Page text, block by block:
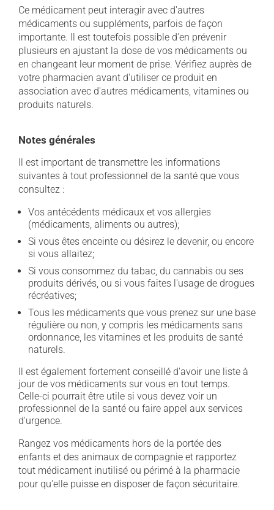
Ce médicament peut interagir avec d'autres
médicaments ou suppléments, parfois de façon
importante. Il est toutefois possible d'en prévenir
plusieurs en ajustant la dose de vos médicaments ou
en changeant leur moment de prise. Vérifiez auprès de
votre pharmacien avant d'utiliser ce produit en
association avec d'autres médicaments, vitamines ou
produits naturels.
Notes générales
Il est important de transmettre les informations
suivantes à tout professionnel de la santé que vous
consultez :
Vos antécédents médicaux et vos allergies
(médicaments, aliments ou autres);
Si vous êtes enceinte ou désirez le devenir, ou encore
si vous allaitez;
Si vous consommez du tabac, du cannabis ou ses
produits dérivés, ou si vous faites l'usage de drogues
récréatives;
Tous les médicaments que vous prenez sur une base
régulière ou non, y compris les médicaments sans
ordonnance, les vitamines et les produits de santé
naturels.
Il est également fortement conseillé d'avoir une liste à
jour de vos médicaments sur vous en tout temps.
Celle-ci pourrait être utile si vous devez voir un
professionnel de la santé ou faire appel aux services
d'urgence.
Rangez vos médicaments hors de la portée des
enfants et des animaux de compagnie et rapportez
tout médicament inutilisé ou périmé à la pharmacie
pour qu'elle puisse en disposer de façon sécuritaire.